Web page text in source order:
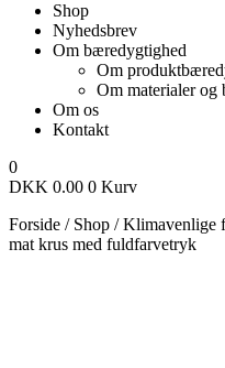
Shop
Nyhedsbrev
Om bæredygtighed
Om
Om materialer og
Om os
Kontakt
0
DKK 0.00 0 Kurv
Forside / Shop /Klimavenlige
mat krus med fuldfarvetryk